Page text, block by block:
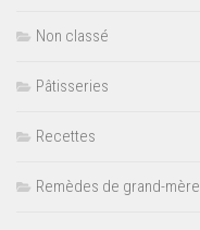
Non classé
Pâtisseries
Recettes
Remèdes de grand-mère